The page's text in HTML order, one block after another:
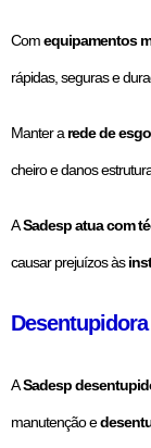
Comequipamentos
rápidas, seguras e
Manter a rede de
cheiro e danos
ASadesp atua com
causar prejuízos às
ASadesp
manutenção e